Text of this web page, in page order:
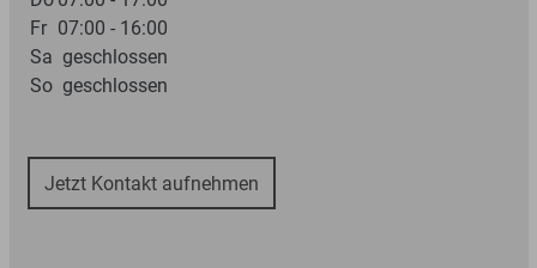
Fr 07:00 - 16:00
Sa geschlossen
So geschlossen
Jetzt Kontakt aufnehmen